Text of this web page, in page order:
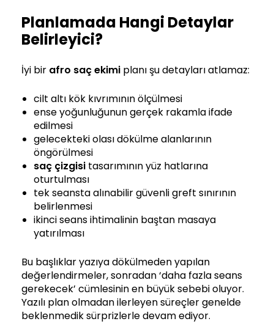
Planlamada Hangi Detaylar
Belirleyici?
İyi bir afro saç ekimi planı şu detayları atlamaz:
cilt altı kök kıvrımının ölçülmesi
ense yoğunluğunun gerçek rakamla ifade
edilmesi
gelecekteki olası dökülme alanlarının
öngörülmesi
saç çizgisi tasarımının yüz hatlarına
oturtulması
tek seansta alınabilir güvenli greft sınırının
belirlenmesi
ikinci seans ihtimalinin baştan masaya
yatırılması
Bu başlıklar yazıya dökülmeden yapılan
değerlendirmeler, sonradan ‘daha fazla seans
gerekecek’ cümlesinin en büyük sebebi oluyor.
Yazılı plan olmadan ilerleyen süreçler genelde
beklenmedik sürprizlerle devam ediyor.